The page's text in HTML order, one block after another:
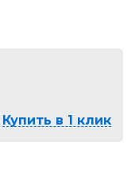
Купить в 1 клик